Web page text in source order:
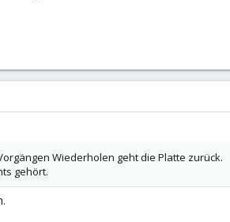
Wiederholen geht die Platte zurück.
gehört.